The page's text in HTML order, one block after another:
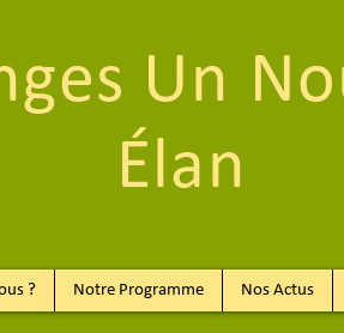
Un
Élan
? Notre Programme Nos Actus